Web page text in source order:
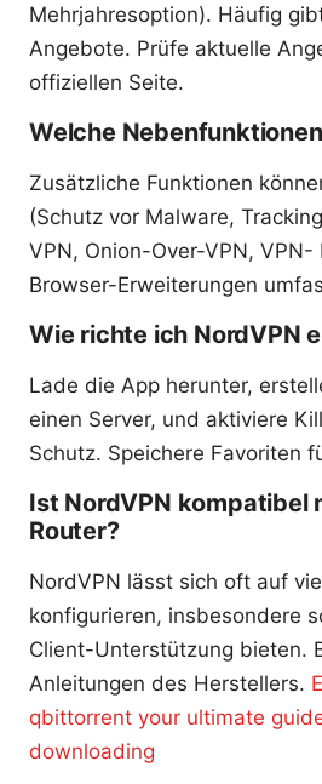
Mehrjahresoption). Häufig
Angebote. Prüfe aktuelle
offiziellen Seite.
Welche
Zusätzliche Funktionen
(Schutz vor Malware,
VPN, Onion-Over-VPN,
Browser-Erweiterungen
Wie richte ich NordVPN
Lade die App herunter,
einen Server, und aktiviere
Schutz. Speichere Favoriten
Ist NordVPN kompatibel
Router?
NordVPN lässt sich oft auf
konfigurieren, insbesondere
Client-Unterstützung bieten.
Anleitungen des Herstellers.
qbittorrent your ultimate
downloading